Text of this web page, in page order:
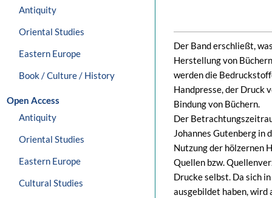
Antiquity
Oriental Studies
Eastern Europe
Book / Culture / History
Open Access
Antiquity
Oriental Studies
Eastern Europe
Cultural Studies
Der Band erschließt,
Herstellung von
werden die
Handpresse, der Druck
Bindung von Büchern.
Der
Johannes Gutenberg in
Nutzung der hölzernen
Quellen bzw.
Drucke selbst. Da sich
ausgebildet haben, wird